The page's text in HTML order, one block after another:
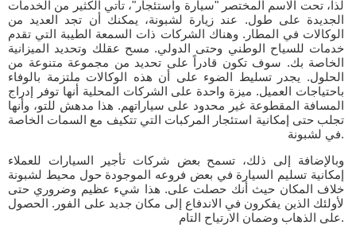
لذا، تحت الاسم المختصر "سيارة واستئجار"، تأتي الكثير من الخدمات
الجديدة على طول. عند زيارة لشبونة، يمكنك أن تجد العديد من
الوكالات في المطار. وهناك الشركات ذات السمعة الطيبة التي تقدم
خدمات للسياح الوطني وحتى الدولي. مسح عقلك وتحديد الميزانية
الخاصة بك. سوف تكون قادراً على تحديد من مجموعة متنوعة من
الحلول. يجدر تسليط الضوء على أن هذه الوكالات ملتزمة بالوفاء
باحتياجات العميل. ميزة واحدة على الشركات المحلية أنها توفر إدراج
المسافة المقطوعة غير محدود على سياراتهم. هذا مدهش للتو، وأنها
تجلب حتى إمكانية استئجار المركبات التي تتكيف مع السمات الخاصة
في لشبونة.
وبالإضافة إلى ذلك، تسمح بعض شركات تأجير السيارات للعملاء
إمكانية تسليم السيارة في بعض فروعه الموجودة حول محيط لشبونة
خلاف المكان حيث أنك حصلت على. هذا شيء عظيم وضروري حتى
لأولئك الذين يفكرون في الاندفاع إلى مكان جديد على الفور. الحصول
على الذهاب وضمان الارتياح التام.